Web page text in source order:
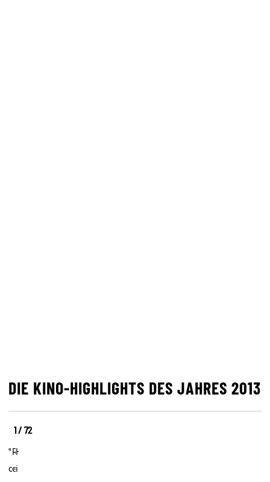
DIE KINO-HIGHLIGHTS DES JAHRES 2013
1 / 72
Mit
"Muttertag"
oder
Das
Remake
eines
Die
Handschrift
ist